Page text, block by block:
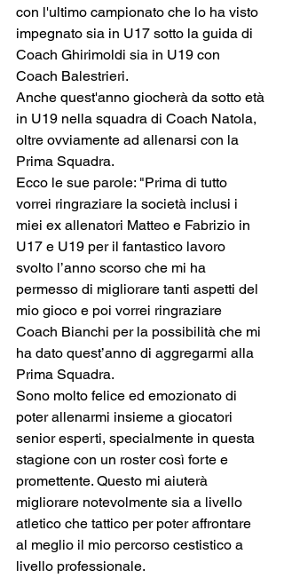
con l'ultimo campionato che lo ha visto
impegnato sia in U17 sotto la guida di
Coach Ghirimoldi sia in U19 con
Coach Balestrieri.
Anche quest'anno giocherà da sotto età
in U19 nella squadra di Coach Natola,
oltre ovviamente ad allenarsi con la
Prima Squadra.
Ecco le sue parole: "Prima di tutto
vorrei ringraziare la società inclusi i
miei ex allenatori Matteo e Fabrizio in
U17 e U19 per il fantastico lavoro
svolto l’anno scorso che mi ha
permesso di migliorare tanti aspetti del
mio gioco e poi vorrei ringraziare
Coach Bianchi per la possibilità che mi
ha dato quest’anno di aggregarmi alla
Prima Squadra.
Sono molto felice ed emozionato di
poter allenarmi insieme a giocatori
senior esperti, specialmente in questa
stagione con un roster così forte e
promettente. Questo mi aiuterà
migliorare notevolmente sia a livello
atletico che tattico per poter affrontare
al meglio il mio percorso cestistico a
livello professionale.